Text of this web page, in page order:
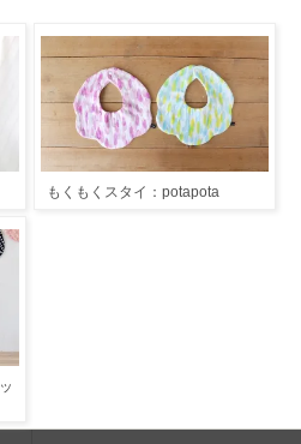
もくもくスタイ：potapota